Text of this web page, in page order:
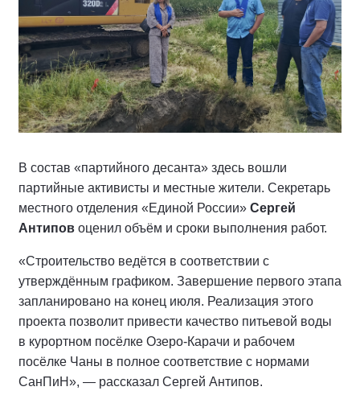
В состав «партийного десанта» здесь вошли
партийные активисты и местные жители. Секретарь
местного отделения «Единой России» Сергей
Антипов оценил объём и сроки выполнения работ.
«Строительство ведётся в соответствии с
утверждённым графиком. Завершение первого этапа
запланировано на конец июля. Реализация этого
проекта позволит привести качество питьевой воды
в курортном посёлке Озеро-Карачи и рабочем
посёлке Чаны в полное соответствие с нормами
СанПиН», — рассказал Сергей Антипов.